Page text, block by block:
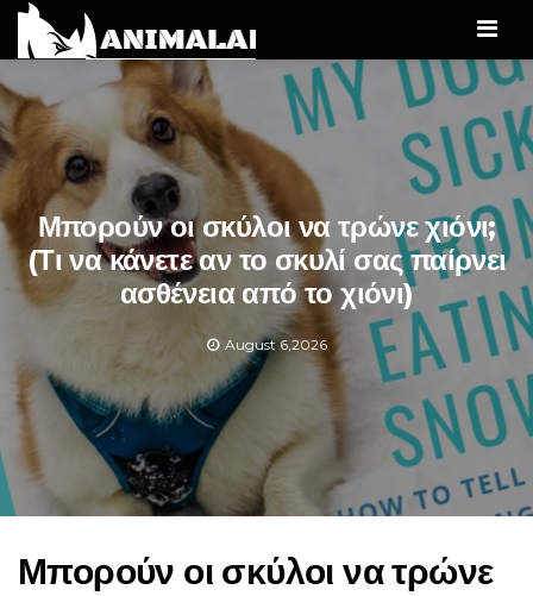
Μπορούν οι σκύλοι να τρώνε χιόνι;
(Τι να κάνετε αν το σκυλί σας παίρνει
ασθένεια από το χιόνι)
August 6,2026
Μπορούν οι σκύλοι να τρώνε